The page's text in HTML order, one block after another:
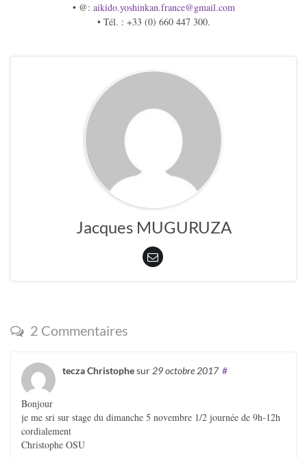
• @: aikido.yoshinkan.france@gmail.com
• Tél. : +33 (0) 660 447 300.
Jacques MUGURUZA
2 Commentaires
tecza Christophesur 29 octobre 2017 #
Bonjour
je me sri sur stage du dimanche 5 novembre 1/2 journée de 9h-12h
cordialement
Christophe OSU